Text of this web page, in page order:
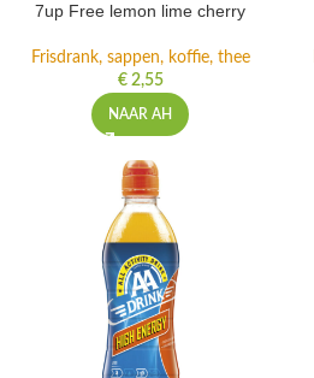
7up Free lemon lime cherry
Frisdrank, sappen, koffie, thee
€2,55
NAAR AH